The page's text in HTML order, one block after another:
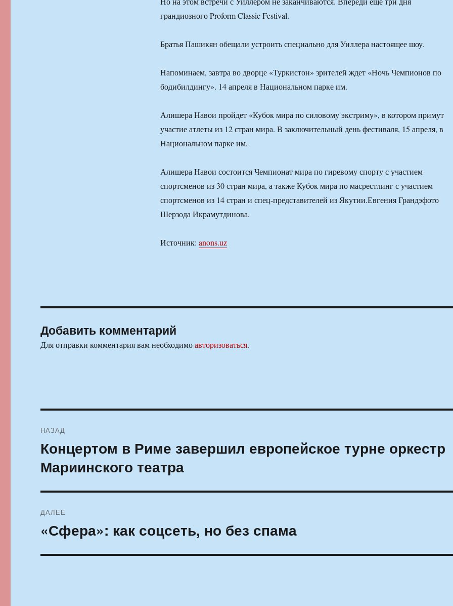
грандиозного Proform Classic Festival.
Братья Пашикян обещали устроить специально для Уиллера настоящее шоу.
Напоминаем, завтра во дворце «Туркистон» зрителей ждет «Ночь Чемпионов по
бодибилдингу». 14 апреля в Национальном парке им.
Алишера Навои пройдет «Кубок мира по силовому экстриму», в котором примут
участие атлеты из 12 стран мира. В заключительный день фестиваля, 15 апреля, в
Национальном парке им.
Алишера Навои состоится Чемпионат мира по гиревому спорту с участием
спортсменов из 30 стран мира, а также Кубок мира по масрестлинг с участием
спортсменов из 14 стран и спец-представителей из Якутии.Евгения Грандэфото
Шерзода Икрамутдинова.
Источник: anons.uz
Добавить комментарий
Для отправки комментария вам необходимоавторизоваться.
по
записям
НАЗАД
Предыдущая
Концертом в Риме завершил европейское турне оркестр
Мариинского театра
ДАЛЕЕ
Следующая
запись:
«Сфера»: как соцсеть, но без спама